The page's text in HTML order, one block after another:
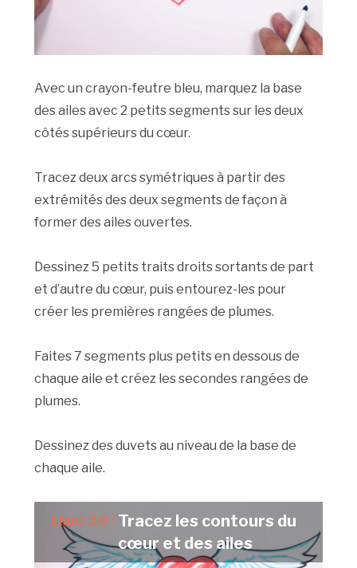
Avec un crayon-feutre bleu, marquez la base
des ailes avec 2 petits segments sur les deux
côtés supérieurs du cœur.
Tracez deux arcs symétriques à partir des
extrémités des deux segments de façon à
former des ailes ouvertes.
Dessinez 5 petits traits droits sortants de part
et d’autre du cœur, puis entourez-les pour
créer les premières rangées de plumes.
Faites 7 segments plus petits en dessous de
chaque aile et créez les secondes rangées de
plumes.
Dessinez des duvets au niveau de la base de
chaque aile.
Etape 3/6 : Tracez les contours du
cœur et des ailes